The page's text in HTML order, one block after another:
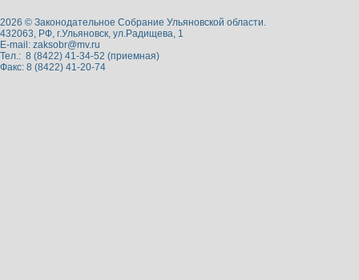
2026 © Законодательное Собрание Ульяновской области.
432063, РФ, г.Ульяновск, ул.Радищева, 1
E-mail: zaksobr@mv.ru
Тел.: 8 (8422) 41-34-52 (приемная)
Факс: 8 (8422) 41-20-74